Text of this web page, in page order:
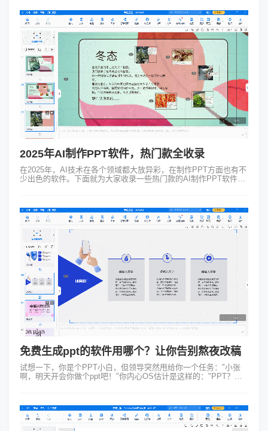
2025年AI制作PPT软件，热门款全收录
在2025年，AI技术在各个领域都大放异彩，在制作PPT方面也有不
少出色的软件。下面就为大家收录一些热门款的AI制作PPT软件，
免费生成ppt的软件用哪个？让你告别熬夜改稿
试想一下，你是个PPT小白，但领导突然甩给你一个任务："小张
啊，明天开会你做个ppt吧！"你内心OS估计是这样的："PPT？我